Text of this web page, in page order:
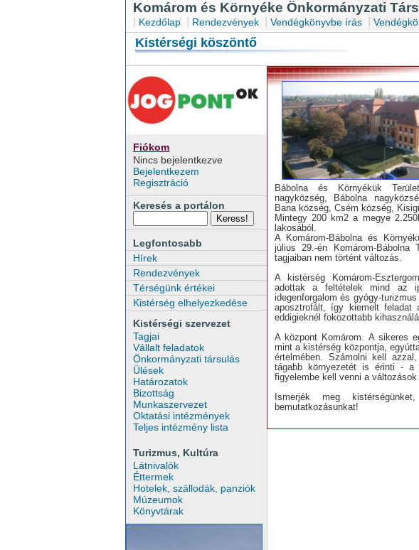
Komárom és Környéke Önkormányzati
Kezdőlap Rendezvények Vendégkönyvbe írás
Kistérségi köszöntő
Fiókom
Nincs bejelentkezve
Bejelentkezem
Regisztráció
Keresés a portálon
Legfontosabb
Hírek
Rendezvények
Térségünk értékei
Kistérség elhelyezkedése
Kistérségi szervezet
Tagjai
Vállalt feladatok
Önkormányzati társulás
Ülések
Határozatok
Bizottság
Munkaszervezet
Oktatási intézmények
Teljes intézmény lista
Turizmus, Kultúra
Látnivalók
Éttermek
Hotelek, szállodák, panziók
Múzeumok
Könyvtárak
Bábolna és Környékük
nagyközség, Bábolna
Bana község, Csém község,
Mintegy 200 km2 a megye
lakosából.
A Komárom-Bábolna és
július 29.-én Komárom-Bábolna
tagjaiban nem történt változás.
A kistérség Komárom-
adottak a feltételek mind az
idegenforgalom és gyógy-
aposztrofált, így kiemelt feladat
eddigieknél fokozottabb
A központ Komárom. A sikeres
mint a kistérség központja,
értelmében. Számolni kell
tágabb környezetét is érinti - a
figyelembe kell venni a
Ismerjék meg
bemutatkozásunkat!